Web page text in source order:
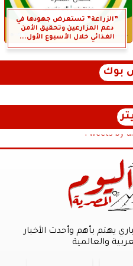
”الزراعة” تستعرض جهودها في
دعم المزارعين وتحقيق الأمن
الغذائي خلال الأسبوع الأول...
بوك
Tweets by
يهتم بأهم وأحدث الأخبار
والعالمية